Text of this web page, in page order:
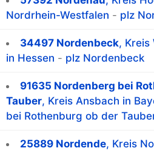
Nordrhein-Westfalen - plz
34497 Nordenbeck, Kreis
in Hessen - plz Nordenbeck
91635 Nordenberg bei
Tauber, Kreis Ansbach in
bei Rothenburg ob der
25889 Nordende, Kreis